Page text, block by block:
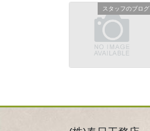
スタッフのブログ